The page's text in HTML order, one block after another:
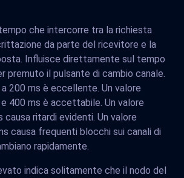
che intercorre tra la richiesta
da parte del ricevitore e la
Influisce direttamente sul tempo
premuto il pulsante di cambio canale.
200 ms è eccellente. Un valore
400 ms è accettabile. Un valore
causa ritardi evidenti. Un valore
causa frequenti blocchi sui canali di
rapidamente.
indica solitamente che il nodo del